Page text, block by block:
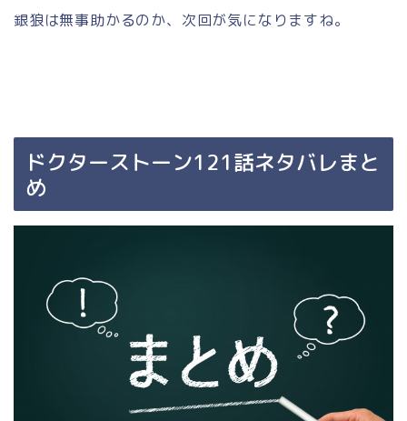
銀狼は無事助かるのか、次回が気になりますね。
ドクターストーン121話ネタバレまと
め